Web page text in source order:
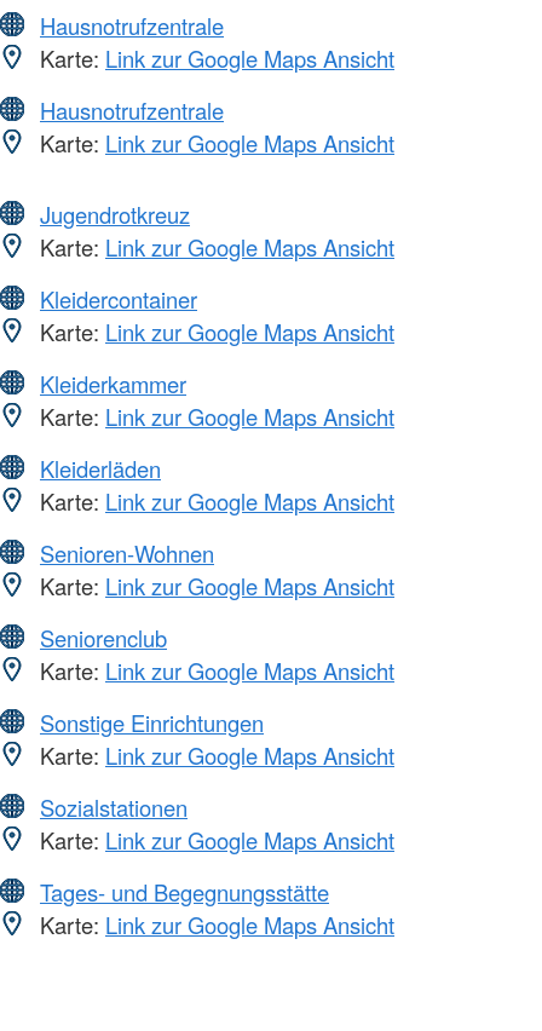
Hausnotrufzentrale
Karte: Link zur Google Maps Ansicht
Hausnotrufzentrale
Karte: Link zur Google Maps Ansicht
Jugendrotkreuz
Karte: Link zur Google Maps Ansicht
Kleidercontainer
Karte: Link zur Google Maps Ansicht
Kleiderkammer
Karte: Link zur Google Maps Ansicht
Kleiderläden
Karte: Link zur Google Maps Ansicht
Senioren-Wohnen
Karte: Link zur Google Maps Ansicht
Seniorenclub
Karte: Link zur Google Maps Ansicht
Sonstige Einrichtungen
Karte: Link zur Google Maps Ansicht
Sozialstationen
Karte: Link zur Google Maps Ansicht
Tages- und Begegnungsstätte
Karte: Link zur Google Maps Ansicht